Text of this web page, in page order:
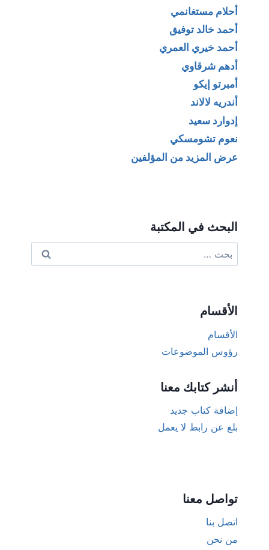
أحلام مستغانمي
أحمد خالد توفيق
أحمد خيري العمري
أدهم شرقاوي
أمبرتو إيكو
أندريه لالاند
إدوارد سعيد
نعوم تشومسكي
عرض المزيد من المؤلفين
البحث في المكتبة
عن:
الأقسام
الأقسام
رؤوس الموضوعات
أنشر كتابك معنا
إضافة كتاب جديد
بلغ عن رابط لا يعمل
تواصل معنا
اتصل بنا
من نحن